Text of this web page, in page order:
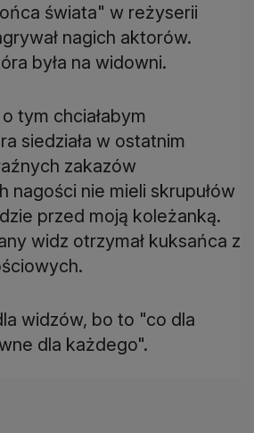
świata" w reżyserii
nagich aktorów.
była na widowni.
tym chciałabym
siedziała w ostatnim
zakazów
nie mieli skrupułów
przed moją koleżanką.
widz otrzymał kuksańca z
widzów, bo to "co dla
dla każdego".